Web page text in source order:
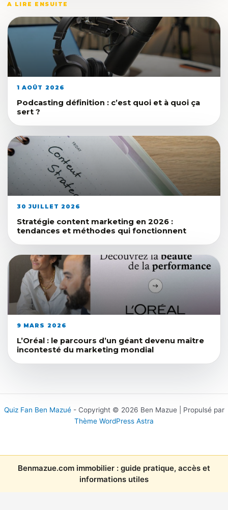
A LIRE ENSUITE
1 AOÛT 2026
Podcasting définition : c’est quoi et à quoi ça
sert ?
30 JUILLET 2026
Stratégie content marketing en 2026 :
tendances et méthodes qui fonctionnent
9 MARS 2026
L’Oréal : le parcours d’un géant devenu maître
incontesté du marketing mondial
Quiz Fan Ben Mazué- Copyright © 2026 Ben Mazue | Propulsé par
Thème WordPress Astra
Benmazue.com immobilier : guide pratique, accès et
informations utiles